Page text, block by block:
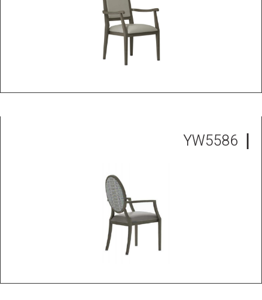
YW5586